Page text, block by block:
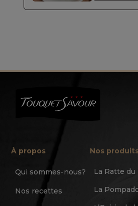
À propos
Qui sommes-nous?
Nos recettes
Nos
La Ratte du
La